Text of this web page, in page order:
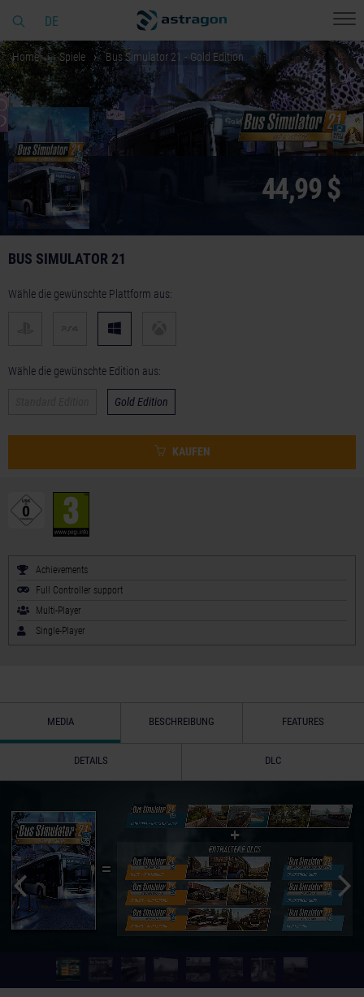
DE
Home Spiele Bus Simulator 21 - Gold Edition
44,99 $
BUS SIMULATOR 21
Wähle die gewünschte Plattform aus:
Wähle die gewünschte Edition aus:
Gold Edition
KAUFEN
Achievements
Full Controller support
Multi-Player
Single-Player
MEDIA BESCHREIBUNG FEATURES
DETAILS DLC